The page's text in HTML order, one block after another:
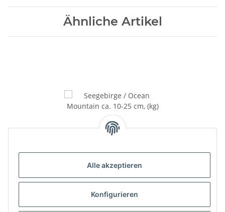
Alle akzeptieren
Konfigurieren
Ähnliche Artikel
Seegebirge / Ocean
Mountain ca. 10-25 cm, (kg)